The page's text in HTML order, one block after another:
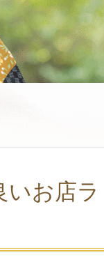
いお店ラ